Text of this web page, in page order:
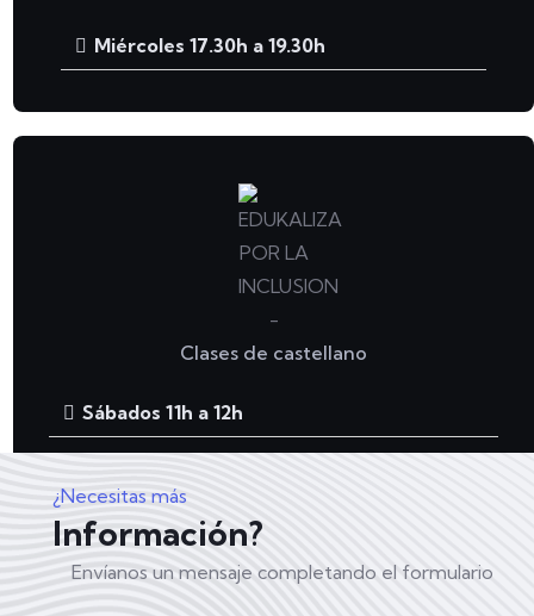
Miércoles 17.30h a 19.30h
Clases de castellano
Sábados 11h a 12h
¿Necesitas más
Información?
Envíanos un mensaje completando el formulario